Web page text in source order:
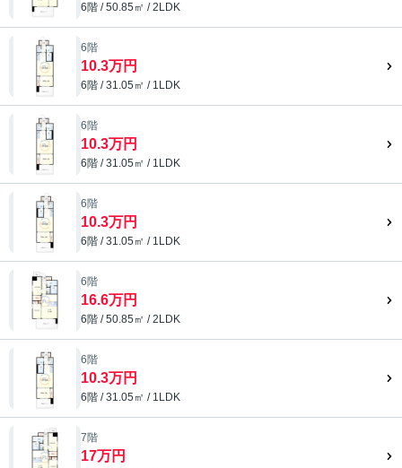
6階 / 50.85㎡ / 2LDK
6階
10.3万円
6階 / 31.05㎡ / 1LDK
6階
10.3万円
6階 / 31.05㎡ / 1LDK
6階
10.3万円
6階 / 31.05㎡ / 1LDK
6階
16.6万円
6階 / 50.85㎡ / 2LDK
6階
10.3万円
6階 / 31.05㎡ / 1LDK
7階
17万円